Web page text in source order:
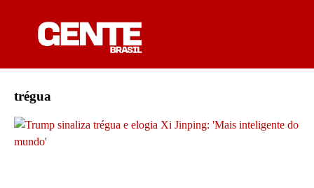
trégua